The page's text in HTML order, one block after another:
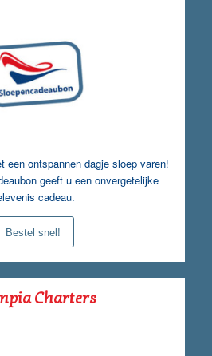
een ontspannen dagje sloep varen!
geeft u een onvergetelijke
cadeau.
Bestel snel!
Charters